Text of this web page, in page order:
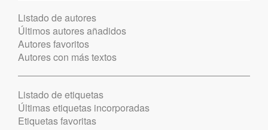
Listado de autores
Últimos autores añadidos
Autores favoritos
Autores con más textos
Listado de etiquetas
Últimas etiquetas incorporadas
Etiquetas favoritas